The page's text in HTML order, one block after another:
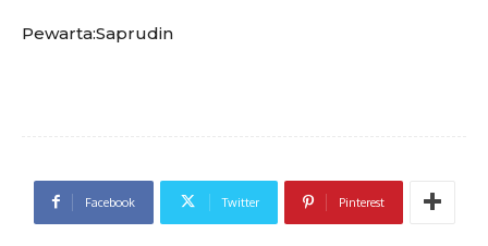
Pewarta:Saprudin
Facebook Twitter Pinterest